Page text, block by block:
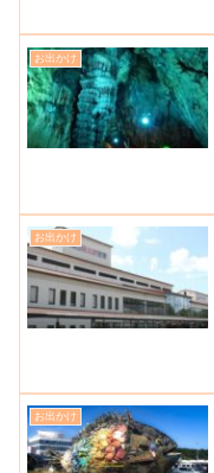
お出かけ
お出かけ
お出かけ